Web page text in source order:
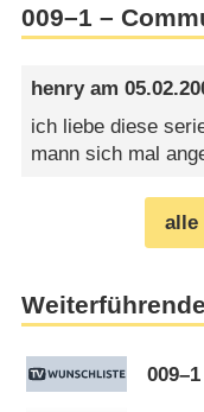
009⁠–⁠1 –
henryam
ich liebe diese
mann sich mal
alle
009⁠–⁠1